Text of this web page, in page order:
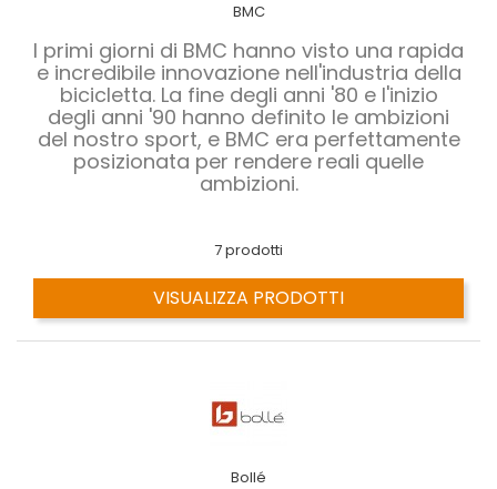
BMC
I primi giorni di BMC hanno visto una rapida
e incredibile innovazione nell'industria della
bicicletta. La fine degli anni '80 e l'inizio
degli anni '90 hanno definito le ambizioni
del nostro sport, e BMC era perfettamente
posizionata per rendere reali quelle
ambizioni.
7 prodotti
VISUALIZZA PRODOTTI
Bollé